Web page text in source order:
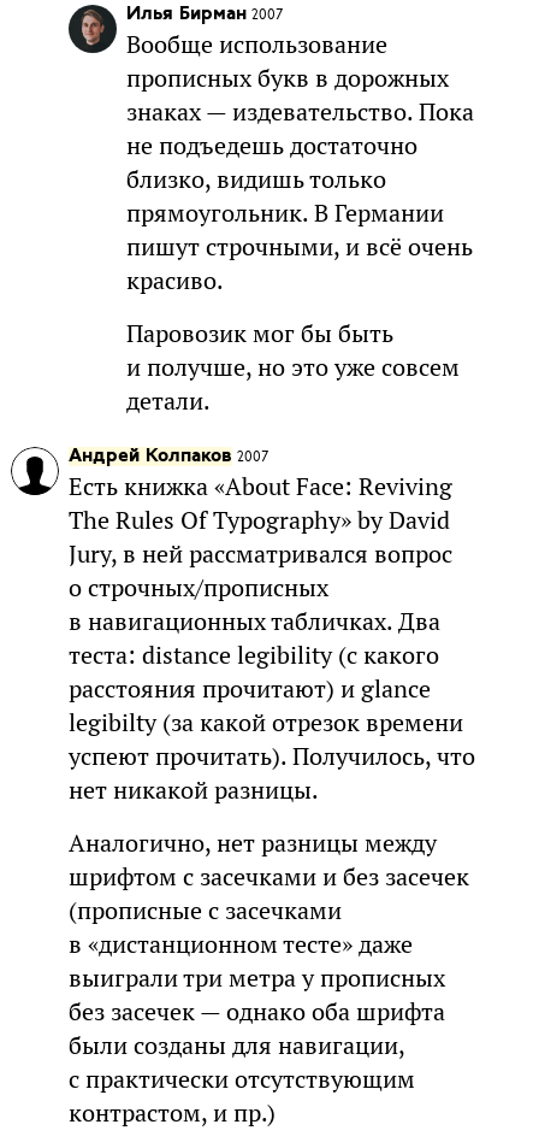
Илья Бирман 2007
Вообще использование
прописных букв в дорожных
знаках — издевательство. Пока
не подъедешь достаточно
близко, видишь только
прямоугольник. В Германии
пишут строчными, и всё очень
красиво.
Паровозик мог бы быть
и получше, но это уже совсем
детали.
Андрей Колпаков 2007
Есть книжка «About Face: Reviving
The Rules Of Typography» by David
Jury, в ней рассматривался вопрос
о строчных/прописных
в навигационных табличках. Два
теста: distance legibility (с какого
расстояния прочитают) и glance
legibilty (за какой отрезок времени
успеют прочитать). Получилось, что
нет никакой разницы.
Аналогично, нет разницы между
шрифтом с засечками и без засечек
(прописные с засечками
в «дистанционном тесте» даже
выиграли три метра у прописных
без засечек — однако оба шрифта
были созданы для навигации,
с практически отсутствующим
контрастом, и пр.)